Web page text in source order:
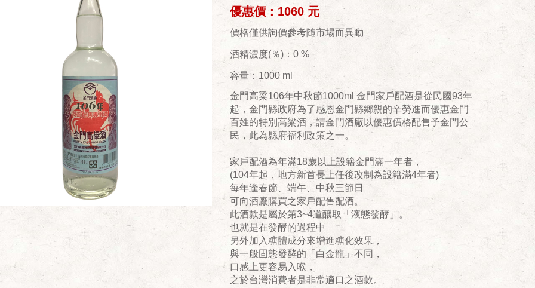
優惠價：1060 元
價格僅供詢價參考隨市場而異動
酒精濃度(％)：0 %
容量：1000 ml
金門高粱106年中秋節1000ml 金門家戶配酒是從民國93年
起，金門縣政府為了感恩金門縣鄉親的辛勞進而優惠金門
百姓的特別高粱酒，請金門酒廠以優惠價格配售予金門公
民，此為縣府福利政策之一。
家戶配酒為年滿18歲以上設籍金門滿一年者，
(104年起，地方新首長上任後改制為設籍滿4年者)
每年逢春節、端午、中秋三節日
可向酒廠購買之家戶配售配酒。
此酒款是屬於第3~4道釀取「液態發酵」。
也就是在發酵的過程中
另外加入糖體成分來增進糖化效果，
​與一般固態發酵的「白金龍」不同，
口感上更容易入喉，
之於台灣消費者是非常適口之酒款。